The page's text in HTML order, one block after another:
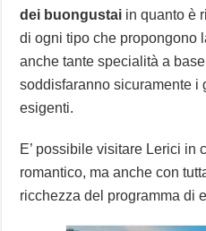
dei buongustai in quanto è
di ogni tipo che propongono
anche tante specialità a
soddisfaranno sicuramente i
esigenti.
E’ possibile visitare Lerici in
romantico, ma anche con
ricchezza del programma di